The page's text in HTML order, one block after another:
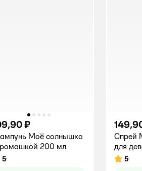
₽
Моё солнышко
200 мл
5
Спрей
для
Рейтинг:
5